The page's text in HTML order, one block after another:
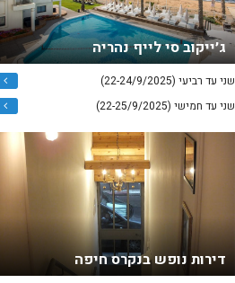
ג׳ייקוב סי לייף נהריה
שני עד רביעי (22-24/9/2025)
שני עד חמישי (22-25/9/2025)
דירות נופש בנקרס חיפה